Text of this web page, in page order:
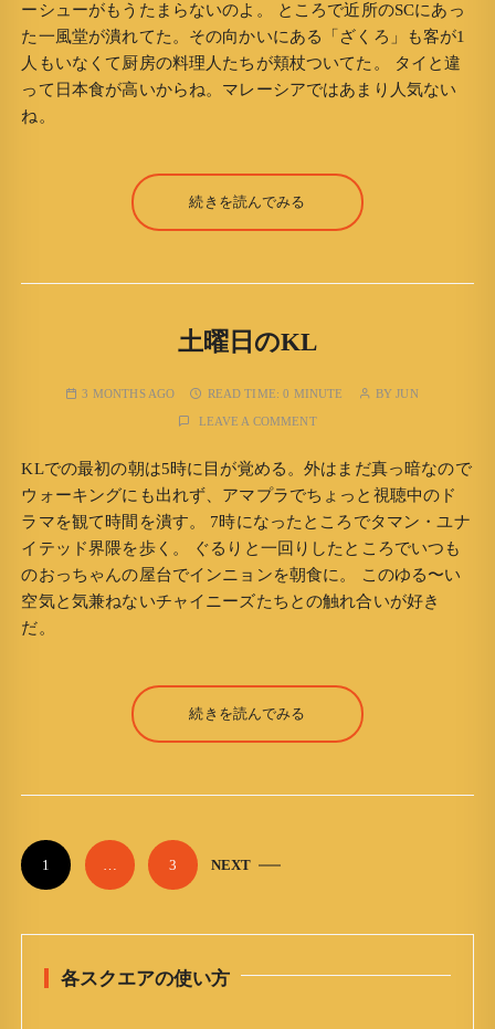
ーシューがもうたまらないのよ。 ところで近所のSCにあっ
た一風堂が潰れてた。その向かいにある「ざくろ」も客が1
人もいなくて厨房の料理人たちが頬杖ついてた。 タイと違
って日本食が高いからね。マレーシアではあまり人気ない
ね。
続きを読んでみる
土曜日のKL
3 MONTHS AGO READ TIME:0 MINUTE BYJUN
LEAVE A COMMENT
KLでの最初の朝は5時に目が覚める。外はまだ真っ暗なので
ウォーキングにも出れず、アマプラでちょっと視聴中のド
ラマを観て時間を潰す。 7時になったところでタマン・ユナ
イテッド界隈を歩く。 ぐるりと一回りしたところでいつも
のおっちゃんの屋台でインニョンを朝食に。 このゆる〜い
空気と気兼ねないチャイニーズたちとの触れ合いが好き
だ。
続きを読んでみる
P
o
1 … 3 NEXT
各スクエアの使い方